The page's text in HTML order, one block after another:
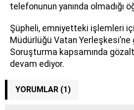
telefonunun yanında olmadığı
Şüpheli, emniyetteki işlemleri
Müdürlüğü Vatan
Soruşturma kapsamında
devam ediyor.
YORUMLAR (1)